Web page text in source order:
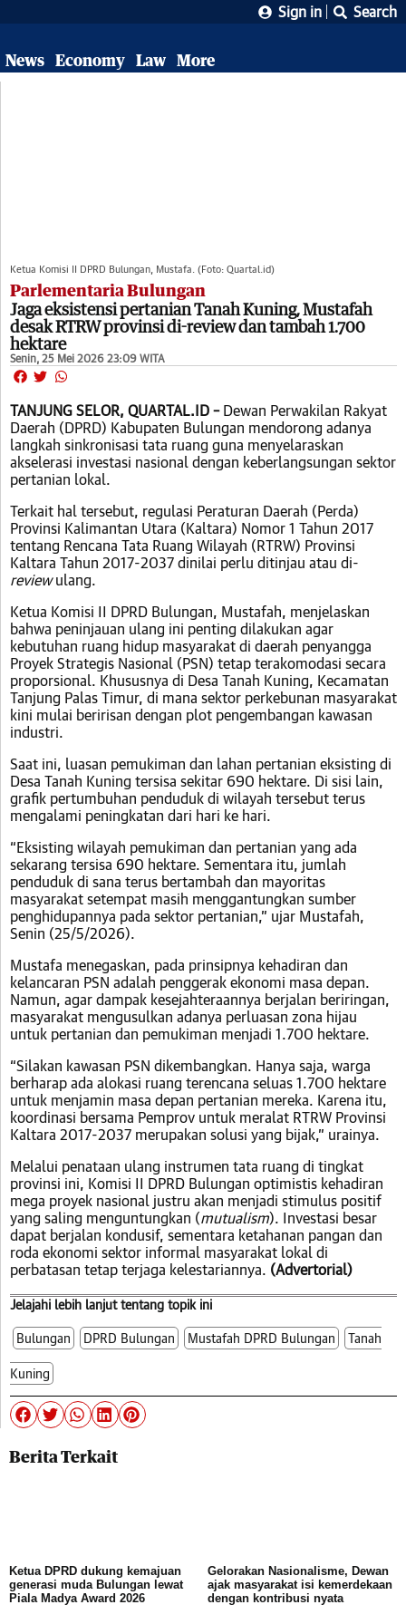
Sign in Search
News Economy Law More
Ketua Komisi II DPRD Bulungan, Mustafa. (Foto: Quartal.id)
Parlementaria Bulungan
Jaga eksistensi pertanian Tanah Kuning, Mustafah
desak RTRW provinsi di-review dan tambah 1.700
hektare
Senin, 25 Mei 2026 23:09 WITA
TANJUNG SELOR, QUARTAL.ID –Dewan Perwakilan Rakyat
Daerah (DPRD) Kabupaten Bulungan mendorong adanya
langkah sinkronisasi tata ruang guna menyelaraskan
akselerasi investasi nasional dengan keberlangsungan sektor
pertanian lokal.
Terkait hal tersebut, regulasi Peraturan Daerah (Perda)
Provinsi Kalimantan Utara (Kaltara) Nomor 1 Tahun 2017
tentang Rencana Tata Ruang Wilayah (RTRW) Provinsi
Kaltara Tahun 2017-2037 dinilai perlu ditinjau atau di-
reviewulang.
Ketua Komisi II DPRD Bulungan, Mustafah, menjelaskan
bahwa peninjauan ulang ini penting dilakukan agar
kebutuhan ruang hidup masyarakat di daerah penyangga
Proyek Strategis Nasional (PSN) tetap terakomodasi secara
proporsional. Khususnya di Desa Tanah Kuning, Kecamatan
Tanjung Palas Timur, di mana sektor perkebunan masyarakat
kini mulai beririsan dengan plot pengembangan kawasan
industri.
Saat ini, luasan pemukiman dan lahan pertanian eksisting di
Desa Tanah Kuning tersisa sekitar 690 hektare. Di sisi lain,
grafik pertumbuhan penduduk di wilayah tersebut terus
mengalami peningkatan dari hari ke hari.
“Eksisting wilayah pemukiman dan pertanian yang ada
sekarang tersisa 690 hektare. Sementara itu, jumlah
penduduk di sana terus bertambah dan mayoritas
masyarakat setempat masih menggantungkan sumber
penghidupannya pada sektor pertanian,” ujar Mustafah,
Senin (25/5/2026).
Mustafa menegaskan, pada prinsipnya kehadiran dan
kelancaran PSN adalah penggerak ekonomi masa depan.
Namun, agar dampak kesejahteraannya berjalan beriringan,
masyarakat mengusulkan adanya perluasan zona hijau
untuk pertanian dan pemukiman menjadi 1.700 hektare.
“Silakan kawasan PSN dikembangkan. Hanya saja, warga
berharap ada alokasi ruang terencana seluas 1.700 hektare
untuk menjamin masa depan pertanian mereka. Karena itu,
koordinasi bersama Pemprov untuk meralat RTRW Provinsi
Kaltara 2017-2037 merupakan solusi yang bijak,” urainya.
Melalui penataan ulang instrumen tata ruang di tingkat
provinsi ini, Komisi II DPRD Bulungan optimistis kehadiran
mega proyek nasional justru akan menjadi stimulus positif
yang saling menguntungkan (mutualism). Investasi besar
dapat berjalan kondusif, sementara ketahanan pangan dan
roda ekonomi sektor informal masyarakat lokal di
perbatasan tetap terjaga kelestariannya. (Advertorial)
Jelajahi lebih lanjut tentang topik ini
Bulungan DPRD Bulungan Mustafah DPRD Bulungan Tanah
Kuning
Berita Terkait
Ketua DPRD dukung kemajuan
generasi muda Bulungan lewat
Piala Madya Award 2026
Gelorakan Nasionalisme, Dewan
ajak masyarakat isi kemerdekaan
dengan kontribusi nyata